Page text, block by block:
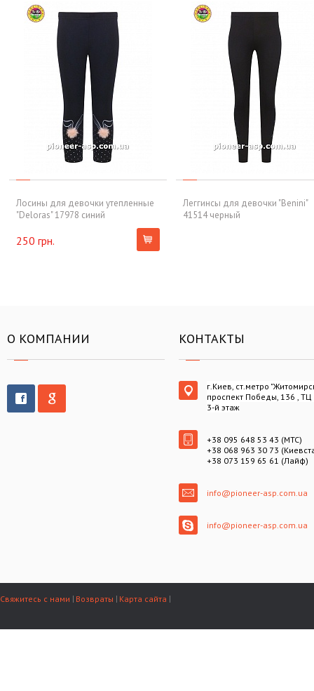
Лосины для девочки утепленные
"Deloras" 17978 синий
250 грн.
Леггинсы для девочки "Benini"
41514 черный
О КОМПАНИИ КОНТАКТЫ
г.Киев, ст.метро
проспект Победы, 136 , ТЦ
3-й этаж
+38 095 648 53 43 (МТС)
+38 068 963 30 73
+38 073 159 65 61 (Лайф)
info@pioneer-asp.com.ua
info@pioneer-asp.com.ua
Свяжитесь с нами Возвраты Карта сайта